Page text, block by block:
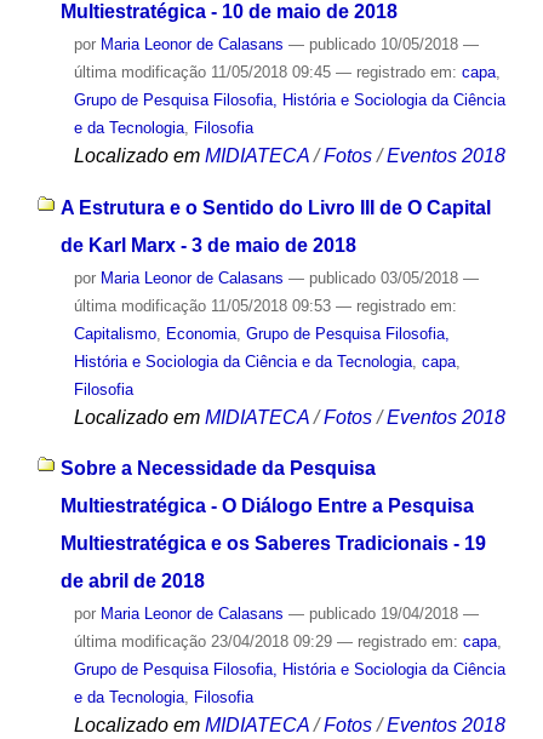
Multiestratégica - 10 de maio de 2018
por Maria Leonor de Calasans — publicado10/05/2018 —
última modificação11/05/2018 09:45 — registrado em: capa,
Grupo de Pesquisa Filosofia, História e Sociologia da Ciência
e da Tecnologia, Filosofia
Localizado em MIDIATECA /Fotos /Eventos 2018
A Estrutura e o Sentido do Livro III de O Capital
de Karl Marx - 3 de maio de 2018
por Maria Leonor de Calasans — publicado03/05/2018 —
última modificação11/05/2018 09:53 — registrado em:
Capitalismo, Economia, Grupo de Pesquisa Filosofia,
História e Sociologia da Ciência e da Tecnologia, capa,
Filosofia
Localizado em MIDIATECA /Fotos /Eventos 2018
Sobre a Necessidade da Pesquisa
Multiestratégica - O Diálogo Entre a Pesquisa
Multiestratégica e os Saberes Tradicionais - 19
de abril de 2018
por Maria Leonor de Calasans — publicado19/04/2018 —
última modificação23/04/2018 09:29 — registrado em: capa,
Grupo de Pesquisa Filosofia, História e Sociologia da Ciência
e da Tecnologia, Filosofia
Localizado em MIDIATECA /Fotos /Eventos 2018